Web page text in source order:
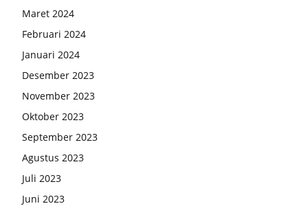
Maret 2024
Februari 2024
Januari 2024
Desember 2023
November 2023
Oktober 2023
September 2023
Agustus 2023
Juli 2023
Juni 2023